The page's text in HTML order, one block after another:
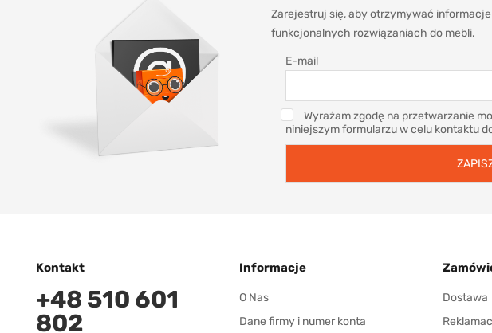
Zarejestruj się, aby otrzymywać
funkcjonalnych rozwiązaniach do mebli.
E-mail
Wyrażam zgodę na przetwarzanie
niniejszym formularzu w celu kontaktu
Kontakt
+48 510 601
802
Informacje
O Nas
Dane firmy i numer konta
Dostawa